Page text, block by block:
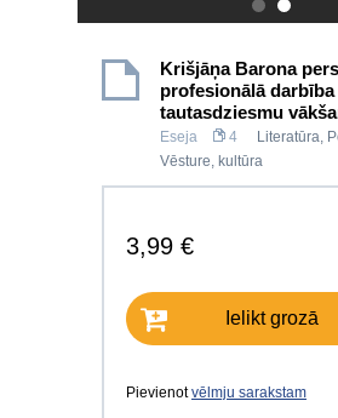
.
Krišjāņa Barona
profesionālā
tautasdziesmu
Eseja 4 Literatūra,
Vēsture, kultūra
3,99 €
Ielikt grozā
Pievienotvēlmju sarakstam